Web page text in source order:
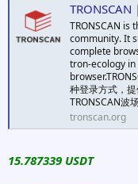
TRONSCAN
community. It
complete
tron-ecology in
种登录方式，
TRONSCAN波
tronscan.org
15.787339 USDT